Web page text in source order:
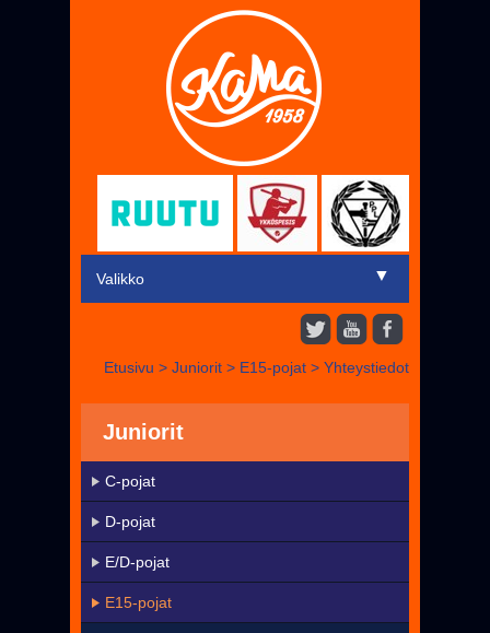
Valikko ▼
Miehet ▼
KaMa-VIP
Yhteystiedot
Harrastetoiminta ▼
Etusivu > Juniorit > E15-pojat > Yhteystiedot
Juniorit
C-pojat
D-pojat
E/D-pojat
E15-pojat